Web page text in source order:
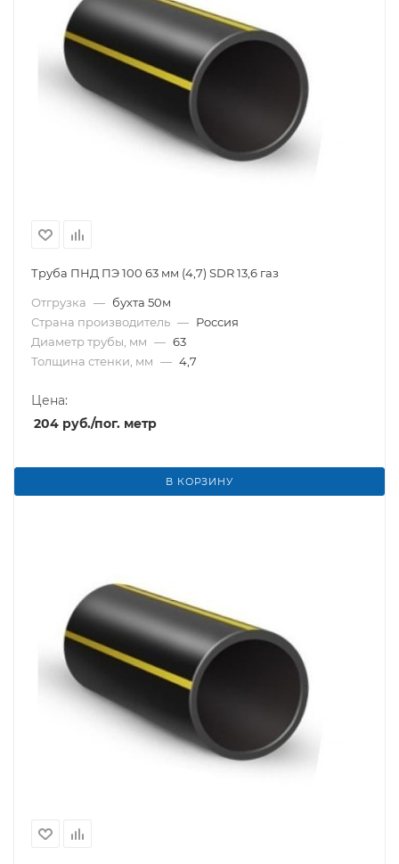
Труба ПНД ПЭ 100 63 мм (4,7) SDR 13,6 газ
Отгрузка — бухта 50м
Страна производитель — Россия
Диаметр трубы, мм — 63
Толщина стенки, мм — 4,7
Цена:
204 руб./пог. метр
В КОРЗИНУ